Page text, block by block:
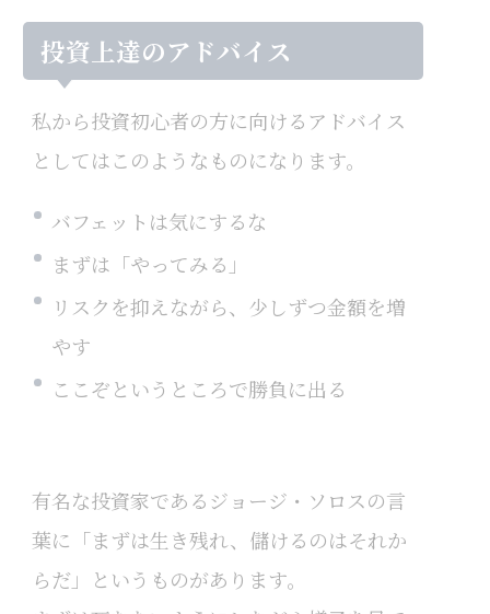
投資上達のアドバイス
私から投資初心者の方に向けるアドバイス
としてはこのようなものになります。
バフェットは気にするな
まずは「やってみる」
リスクを抑えながら、少しずつ金額を増
やす
ここぞというところで勝負に出る
有名な投資家であるジョージ・ソロスの言
葉に「まずは生き残れ、儲けるのはそれか
らだ」というものがあります。